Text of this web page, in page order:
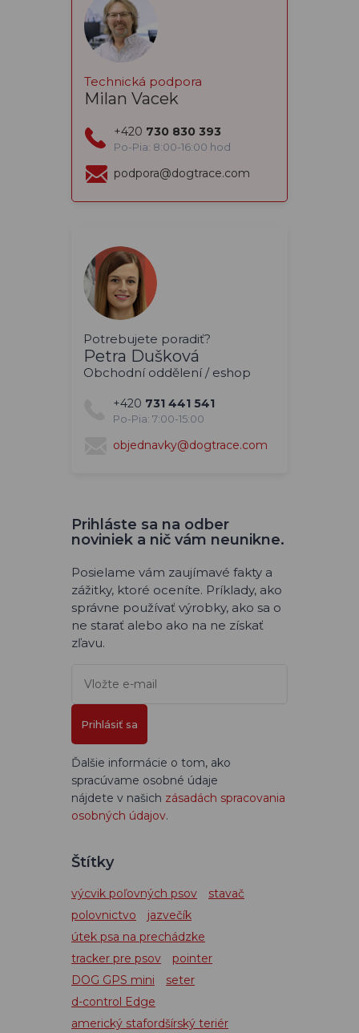
Technická podpora
Milan Vacek
+420 730 830 393
Po-Pia: 8:00-16:00 hod
podpora@dogtrace.com
Potrebujete poradiť?
Petra Dušková
Obchodní oddělení / eshop
+420 731 441 541
Po-Pia: 7:00-15:00
objednavky@dogtrace.com
Prihláste sa na odber
noviniek a nič vám neunikne.
Posielame vám zaujímavé fakty a
zážitky, ktoré oceníte. Príklady, ako
správne používať výrobky, ako sa o
ne starať alebo ako na ne získať
zľavu.
Prihlásiť sa
Ďalšie informácie o tom, ako
spracúvame osobné údaje
nájdete v našich zásadách spracovania
osobných údajov.
Štítky
výcvik poľovných psov
stavač
polovnictvo
jazvečík
útek psa na prechádzke
tracker pre psov
pointer
DOG GPS mini
seter
d-control Edge
americký stafordšírský teriér